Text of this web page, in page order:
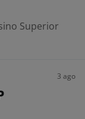
Superior
3 ago